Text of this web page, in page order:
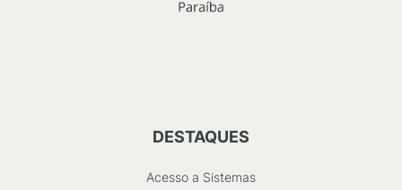
DESTAQUES
Acesso a Sistemas